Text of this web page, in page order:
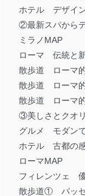
ホテル デザイン
②最新スパから
ミラノMAP
ローマ 伝統と新
散歩道 ローマ
散歩道 ローマ
散歩道 ローマ
③美しさとクオ
グルメ モダンで
ホテル 古都の感
ローマMAP
フィレンツェ 優
散歩道① パッセ